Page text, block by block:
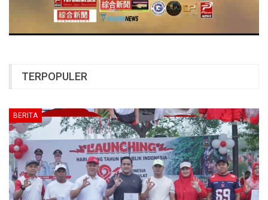
TERPOPULER
BERITA